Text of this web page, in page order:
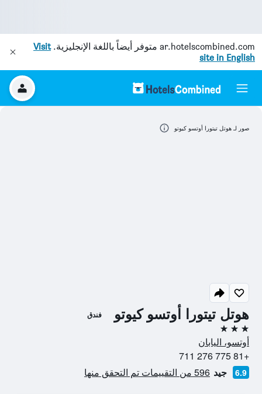
ar.hotelscombined.com متوفر أيضاً باللغة الإنجليزية.Visit
site in English
هوتل تيتورا أوتسو كيوتو فندق
3 نجوم
أوتسو، اليابان
+81 775 276 711
6.9 جيد 596 من التقييمات تم التحقق منها
صور لـ هوتل تيتورا أوتسو كيوتو